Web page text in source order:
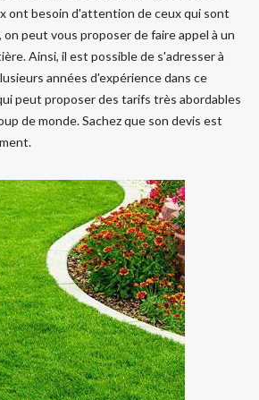
ont besoin d'attention de ceux qui sont
on peut vous proposer de faire appel à un
Ainsi, il est possible de s'adresser à
années d'expérience dans ce
peut proposer des tarifs très abordables
de monde. Sachez que son devis est